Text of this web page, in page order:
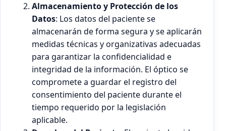
Almacenamiento y Protección de los
Datos: Los datos del paciente se
almacenarán de forma segura y se aplicarán
medidas técnicas y organizativas adecuadas
para garantizar la confidencialidad e
integridad de la información. El óptico se
compromete a guardar el registro del
consentimiento del paciente durante el
tiempo requerido por la legislación
aplicable.